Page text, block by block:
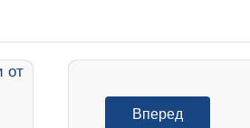
Вперед